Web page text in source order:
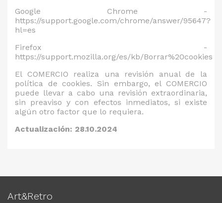
Google Chrome -
https://support.google.com/chrome/answer/95647?
hl=es
Firefox -
https://support.mozilla.org/es/kb/Borrar%20cookies
El COMERCIO realiza una revisión anual de la
política de cookies. Sin embargo, el COMERCIO
puede llevar a cabo una revisión extraordinaria,
sin preaviso y con efectos inmediatos, si existe
algún otro factor que lo requiera.
Actualización: 28.10.2024
Art&Retro